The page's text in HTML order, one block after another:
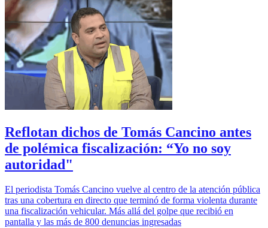
Reflotan dichos de Tomás Cancino antes
de polémica fiscalización: “Yo no soy
autoridad"
El periodista Tomás Cancino vuelve al centro de la atención pública
tras una cobertura en directo que terminó de forma violenta durante
una fiscalización vehicular. Más allá del golpe que recibió en
pantalla y las más de 800 denuncias ingresadas